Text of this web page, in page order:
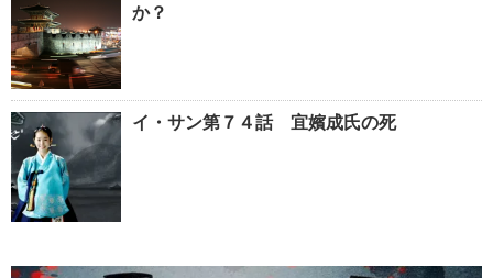
か？
イ・サン第７４話 宜嬪成氏の死